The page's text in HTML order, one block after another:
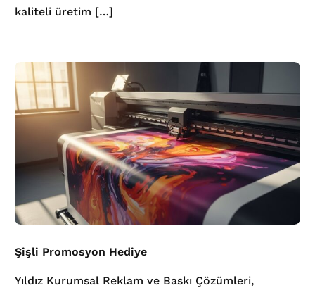
kaliteli üretim […]
Şişli Promosyon Hediye
Yıldız Kurumsal Reklam ve Baskı Çözümleri,